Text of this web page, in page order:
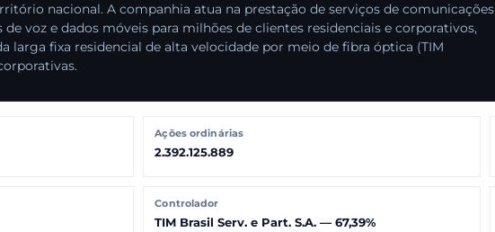
nacional. A companhia atua na prestação de serviços de comunicações
voz e dados móveis para milhões de clientes residenciais e corporativos,
larga fixa residencial de alta velocidade por meio de fibra óptica (TIM
Ações ordinárias
2.392.125.889
Controlador
TIM Brasil Serv. e Part. S.A. — 67,39%